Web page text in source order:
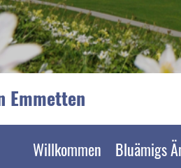
Emmetten
Willkommen Bluämigs